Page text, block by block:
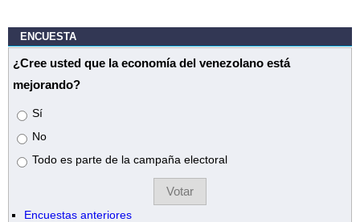
ENCUESTA
¿Cree usted que la economía del venezolano está
mejorando?
Opciones
Sí
No
Todo es parte de la campaña electoral
Encuestas anteriores